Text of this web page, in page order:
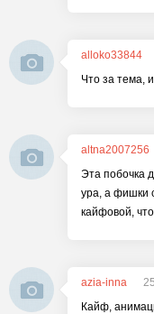
alloko33844
Что за тема,
altna2007256
Эта побочка
ура, а фишки
кайфовой,
azia-inna
Кайф,